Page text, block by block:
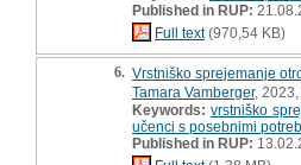
Published in RUP:
Full text(970,54 KB)
6. Vrstniško sprejemanje
Tamara Vamberger,
Keywords: vrstniško
učenci s posebnimi
Published in RUP: